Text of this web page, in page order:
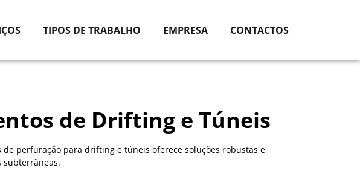
TIPOS DE TRABALHO EMPRESA CONTACTOS
de Drifting e Túneis
de perfuração para drifting e túneis oferece soluções robustas e
subterrâneas.